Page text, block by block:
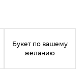
Букет по вашему
желанию